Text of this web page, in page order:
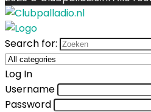
Search for:
Log In
Username
Password